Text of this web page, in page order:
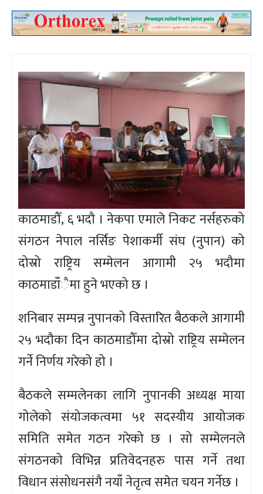
काठमाडौँ, ६ भदौ । नेकपा एमाले निकट नर्सहरुको
संगठन नेपाल नर्सिङ पेशाकर्मी संघ (नुपान) को
दोस्रो राष्ट्रिय सम्मेलन आगामी २५ भदौमा
काठमाडाँैमा हुने भएको छ ।
शनिबार सम्पन्न नुपानको विस्तारित बैठकले आगामी
२५ भदौका दिन काठमाडौँमा दोस्रो राष्ट्रिय सम्मेलन
गर्ने निर्णय गरेको हो ।
बैठकले सम्मलेनका लागि नुपानकी अध्यक्ष माया
गोलेको संयोजकत्वमा ५१ सदस्यीय आयोजक
समिति समेत गठन गरेको छ । सो सम्मेलनले
संगठनको विभिन्न प्रतिवेदनहरु पास गर्ने तथा
विधान संसोधनसंगै नयाँ नेतृत्व समेत चयन गर्नेछ ।